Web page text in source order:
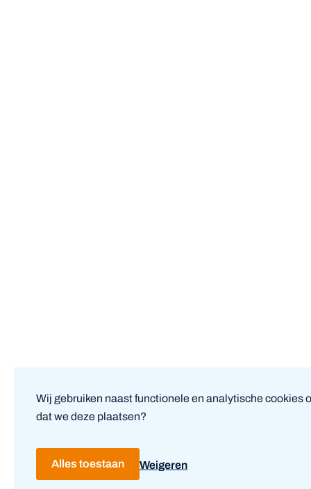
Wij gebruiken naast functionele en analytische cookies
dat we deze plaatsen?
Alles toestaan Weigeren